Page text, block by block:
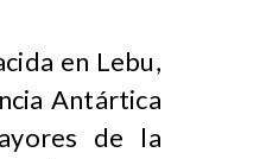
en Lebu,
Antártica
de la